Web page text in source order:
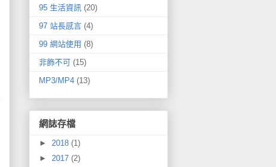
95 生活資訊 (20)
97 站長感言 (4)
99 網站使用 (8)
非飾不可 (15)
MP3/MP4 (13)
網誌存檔
► 2018 (1)
► 2017 (2)